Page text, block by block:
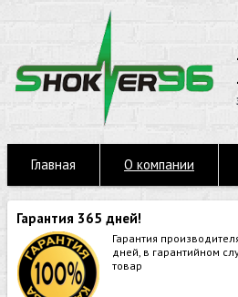
Главная О компании
Гарантия 365 дней!
Гарантия
дней, в гарантийном
товар